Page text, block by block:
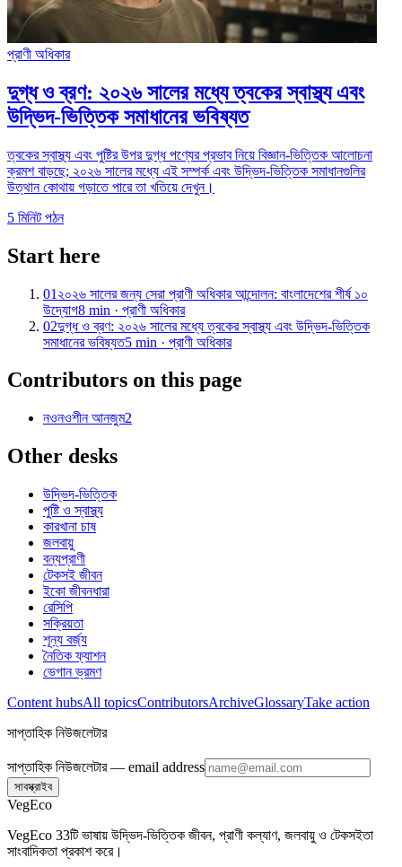
প্রাণী অধিকার
দুগ্ধ ও ব্রণ: ২০২৬ সালের মধ্যে ত্বকের স্বাস্থ্য এবং
উদ্ভিদ-ভিত্তিক সমাধানের ভবিষ্যত
ত্বকের স্বাস্থ্য এবং পুষ্টির উপর দুগ্ধ পণ্যের প্রভাব নিয়ে বিজ্ঞান-ভিত্তিক আলোচনা
ক্রমশ বাড়ছে; ২০২৬ সালের মধ্যে এই সম্পর্ক এবং উদ্ভিদ-ভিত্তিক সমাধানগুলির
উত্থান কোথায় গড়াতে পারে তা খতিয়ে দেখুন।
5 মিনিট পঠন
Start here
01 ২০২৬ সালের জন্য সেরা প্রাণী অধিকার আন্দোলন: বাংলাদেশের শীর্ষ ১০
উদ্যোগ8 min · প্রাণী অধিকার
02দুগ্ধ ও ব্রণ: ২০২৬ সালের মধ্যে ত্বকের স্বাস্থ্য এবং উদ্ভিদ-ভিত্তিক
সমাধানের ভবিষ্যত5 min · প্রাণী অধিকার
Contributors on this page
নওনওশীন আনজুম2
Other desks
উদ্ভিদ-ভিত্তিক
পুষ্টি ও স্বাস্থ্য
কারখানা চাষ
জলবায়ু
বন্যপ্রাণী
টেকসই জীবন
ইকো জীবনধারা
রেসিপি
সক্রিয়তা
শূন্য বর্জ্য
নৈতিক ফ্যাশন
ভেগান ভ্রমণ
Content hubsAll topicsContributorsArchiveGlossaryTake action
সাপ্তাহিক নিউজলেটার
সাপ্তাহিক নিউজলেটার— email address
সাবস্ক্রাইব
VegEco
VegEco 33টি ভাষায় উদ্ভিদ-ভিত্তিক জীবন, প্রাণী কল্যাণ, জলবায়ু ও টেকসইতা
সাংবাদিকতা প্রকাশ করে।